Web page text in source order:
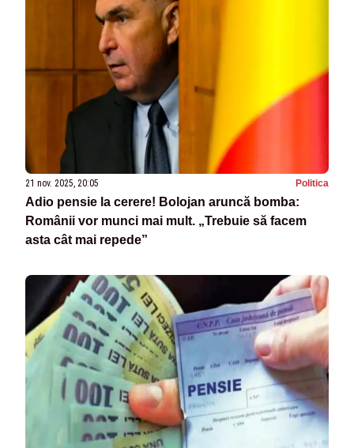
21 nov. 2025, 20:05 Politica
Adio pensie la cerere! Bolojan aruncă bomba:
Românii vor munci mai mult. „Trebuie să facem
asta cât mai repede”